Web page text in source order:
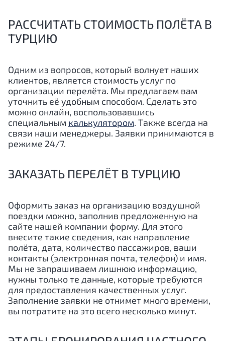
РАССЧИТАТЬ СТОИМОСТЬ ПОЛЁТА В
ТУРЦИЮ
Одним из вопросов, который волнует наших
клиентов, является стоимость услуг по
организации перелёта. Мы предлагаем вам
уточнить её удобным способом. Сделать это
можно онлайн, воспользовавшись
специальным калькулятором. Также всегда на
связи наши менеджеры. Заявки принимаются в
режиме 24/7.
ЗАКАЗАТЬ ПЕРЕЛЁТ В ТУРЦИЮ
Оформить заказ на организацию воздушной
поездки можно, заполнив предложенную на
сайте нашей компании форму. Для этого
внесите такие сведения, как направление
полёта, дата, количество пассажиров, ваши
контакты (электронная почта, телефон) и имя.
Мы не запрашиваем лишнюю информацию,
нужны только те данные, которые требуются
для предоставления качественных услуг.
Заполнение заявки не отнимет много времени,
вы потратите на это всего несколько минут.